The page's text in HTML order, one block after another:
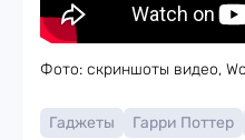
Фото: скриншоты видео,
Гаджеты Гарри Поттер